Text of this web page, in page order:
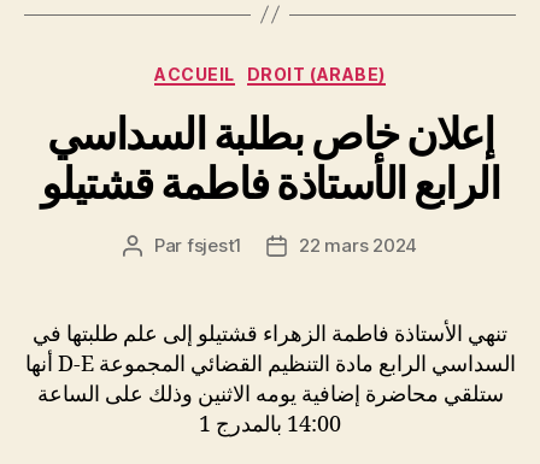
Catégories
ACCUEIL DROIT (ARABE)
إعلان خاص بطلبة السداسي
الرابع الأستاذة فاطمة قشتيلو
Auteur
Par fsjest1
Date22 mars 2024
تنهي الأستاذة فاطمة الزهراء قشتيلو إلى علم طلبتها في
السداسي الرابع مادة التنظيم القضائي المجموعة D-E أنها
ستلقي محاضرة إضافية يومه الاثنين وذلك على الساعة
14:00 بالمدرج 1